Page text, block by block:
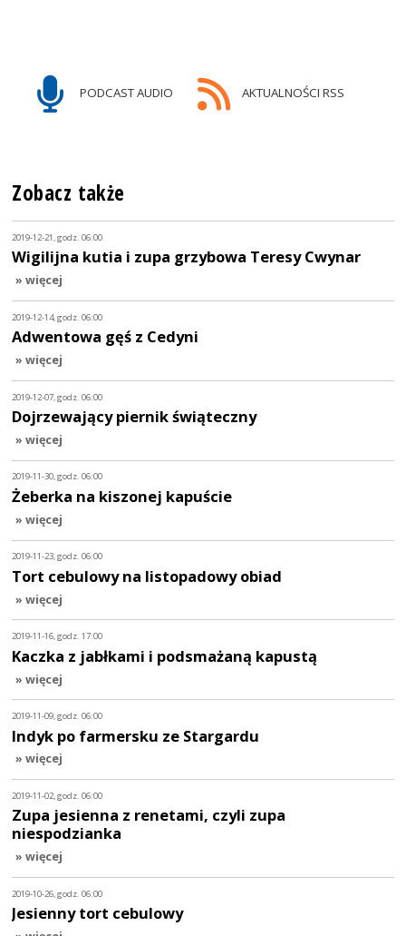
PODCAST AUDIO AKTUALNOŚCI RSS
Zobacz także
2019-12-21, godz. 06:00
Wigilijna kutia i zupa grzybowa Teresy Cwynar
» więcej
2019-12-14, godz. 06:00
Adwentowa gęś z Cedyni
» więcej
2019-12-07, godz. 06:00
Dojrzewający piernik świąteczny
» więcej
2019-11-30, godz. 06:00
Żeberka na kiszonej kapuście
» więcej
2019-11-23, godz. 06:00
Tort cebulowy na listopadowy obiad
» więcej
2019-11-16, godz. 17:00
Kaczka z jabłkami i podsmażaną kapustą
» więcej
2019-11-09, godz. 06:00
Indyk po farmersku ze Stargardu
» więcej
2019-11-02, godz. 06:00
Zupa jesienna z renetami, czyli zupa
niespodzianka
» więcej
2019-10-26, godz. 06:00
Jesienny tort cebulowy